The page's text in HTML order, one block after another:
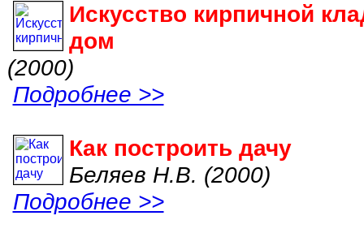
Искусство кирпичной
дом
(2000)
Подробнее >>
Как построить дачу
Беляев Н.В. (2000)
Подробнее >>